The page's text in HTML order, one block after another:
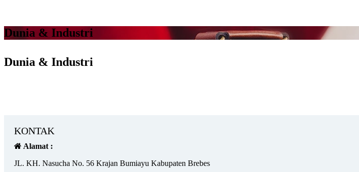
Dunia & Industri
Dunia & Industri
KONTAK
Alamat :
JL. KH. Nasucha No. 56 Krajan Bumiayu Kabupaten Brebes